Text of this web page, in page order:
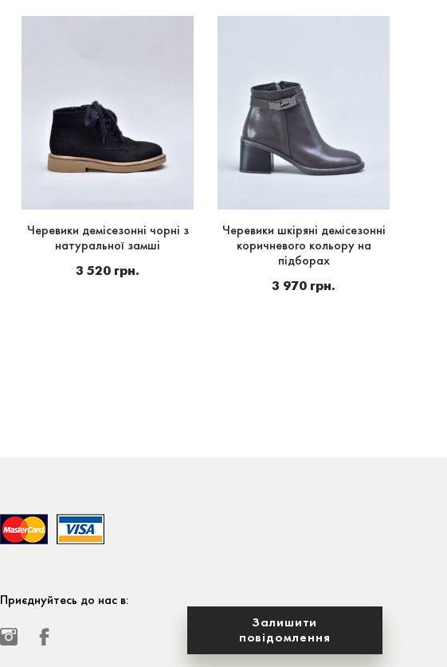
Черевики демісезонні чорні з
натуральної замші
3 520 грн.
Черевики шкіряні демісезонні
коричневого кольору на
підборах
3 970 грн.
Приєднуйтесь до нас в:
Залишити
повідомлення